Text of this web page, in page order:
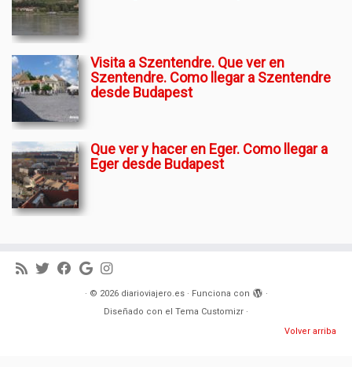
Visita a Szentendre. Que ver en
Szentendre. Como llegar a Szentendre
desde Budapest
Que ver y hacer en Eger. Como llegar a
Eger desde Budapest
· © 2026 diarioviajero.es· Funciona con
·
Diseñado con el Tema Customizr ·
Volver arriba